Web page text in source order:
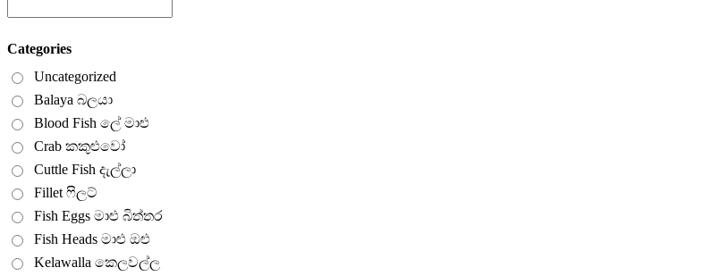
Categories
Uncategorized
Balaya බලයා
Blood Fish ලේ මාළු
Crab කකුළුවෝ
Cuttle Fish දැල්ලා
Fillet ෆිලට්
Fish Eggs මාළු බිත්තර
Fish Heads මාළු ඔළු
Kelawalla කෙලවල්ල